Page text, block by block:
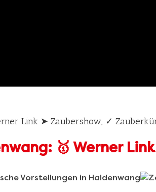
Link ➤ Zaubershow, ✓